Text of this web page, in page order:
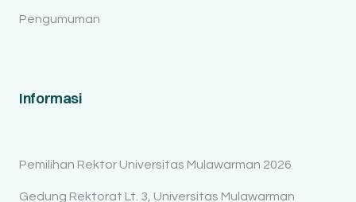
Pengumuman
Informasi
Pemilihan Rektor Universitas Mulawarman 2026
Gedung Rektorat Lt. 3, Universitas Mulawarman